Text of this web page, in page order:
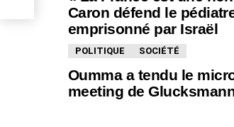
Caron défend le
emprisonné par Israël
POLITIQUE SOCIÉTÉ
Oumma a tendu le
meeting de